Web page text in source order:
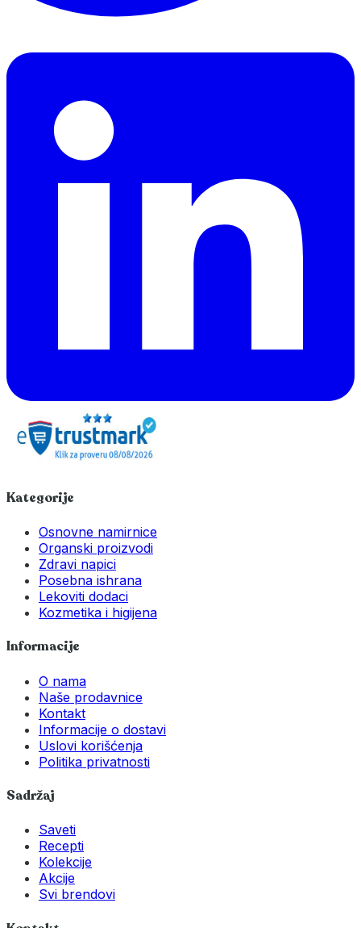
Kategorije
Osnovne namirnice
Organski proizvodi
Zdravi napici
Posebna ishrana
Lekoviti dodaci
Kozmetika i higijena
Informacije
O nama
Naše prodavnice
Kontakt
Informacije o dostavi
Uslovi korišćenja
Politika privatnosti
Sadržaj
Saveti
Recepti
Kolekcije
Akcije
Svi brendovi